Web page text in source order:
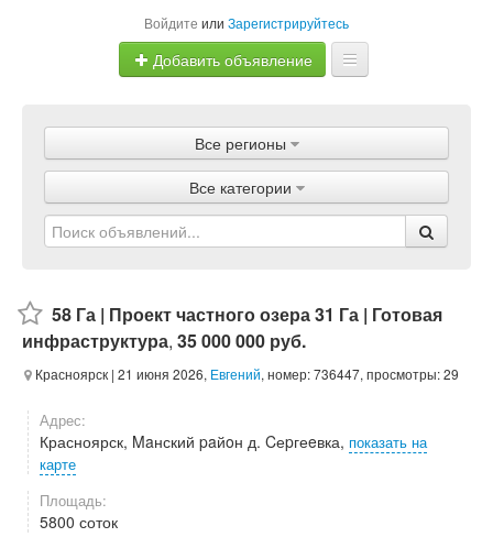
Войдите или Зарегистрируйтесь
Добавить объявление
Объявления
Магазины
Услуги
Все регионы
Все категории
58 Га | Проект частного озера 31 Га | Готовая
инфраструктура, 35 000 000 руб.
Красноярск | 21 июня 2026, Евгений, номер: 736447, просмотры: 29
Адрес:
Красноярск, Maнский paйoн д. Cеpгеeвка, показать на
карте
Площадь:
5800 соток